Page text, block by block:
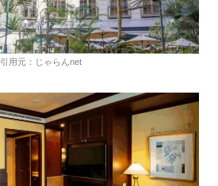
引用元：じゃらんnet